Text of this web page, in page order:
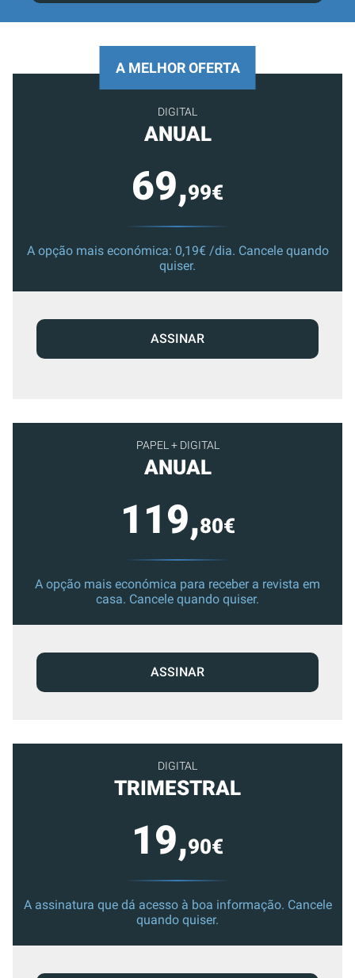
PAPEL + DIGITAL
ANUAL
119,80€
A opção mais económica para receber a revista em
casa. Cancele quando quiser.
ASSINAR
DIGITAL
TRIMESTRAL
19,90€
A assinatura que dá acesso à boa informação. Cancele
quando quiser.
A MELHOR OFERTA
DIGITAL
ANUAL
69,99€
A opção mais económica: 0,19€ /dia. Cancele quando
quiser.
ASSINAR